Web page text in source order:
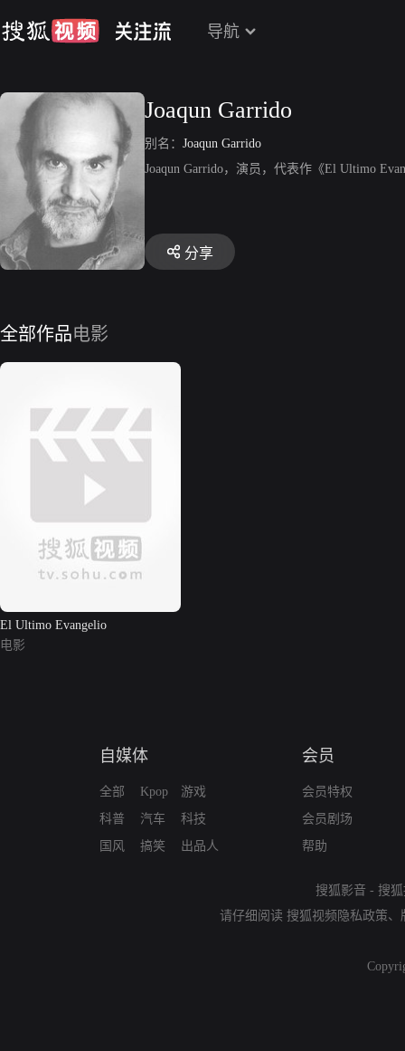
导航
Joaqun Garrido
别名： Joaqun Garrido
Joaqun Garrido，演员，代表作《El Ultimo
分享
全部作品电影
El Ultimo Evangelio
电影
自媒体
全部
科普
国风
Kpop
汽车
搞笑
游戏
科技
出品人
会员
会员特权
会员剧场
帮助
搜狐影音 - 搜
请仔细阅读 搜狐视频隐私政策、